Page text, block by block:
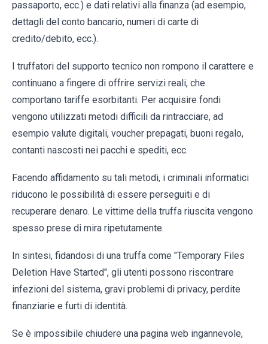
passaporto, ecc.) e dati relativi alla finanza (ad esempio,
dettagli del conto bancario, numeri di carte di
credito/debito, ecc.).
I truffatori del supporto tecnico non rompono il carattere e
continuano a fingere di offrire servizi reali, che
comportano tariffe esorbitanti. Per acquisire fondi
vengono utilizzati metodi difficili da rintracciare, ad
esempio valute digitali, voucher prepagati, buoni regalo,
contanti nascosti nei pacchi e spediti, ecc.
Facendo affidamento su tali metodi, i criminali informatici
riducono le possibilità di essere perseguiti e di
recuperare denaro. Le vittime della truffa riuscita vengono
spesso prese di mira ripetutamente.
In sintesi, fidandosi di una truffa come "Temporary Files
Deletion Have Started", gli utenti possono riscontrare
infezioni del sistema, gravi problemi di privacy, perdite
finanziarie e furti di identità.
Se è impossibile chiudere una pagina web ingannevole,